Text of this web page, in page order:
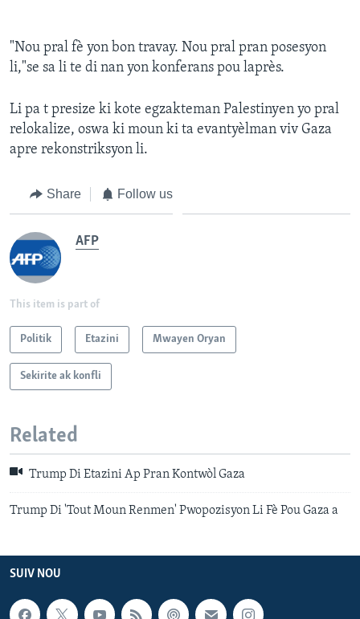
720p 1080p
720p
"Nou pral fè yon bon travay. Nou pral pran posesyon
li,"se sa li te di nan yon konferans pou laprès.
Li pa t presize ki kote egzakteman Palestinyen yo pral
relokalize, oswa ki moun ki ta evantyèlman viv Gaza
apre rekonstriksyon li.
Share Follow us
AFP
This item is part of
Politik Etazini Mwayen Oryan
Sekirite ak konfli
Related
Trump Di Etazini Ap Pran Kontwòl Gaza
Trump Di 'Tout Moun Renmen' Pwopozisyon Li Fè Pou Gaza a
SUIV NOU